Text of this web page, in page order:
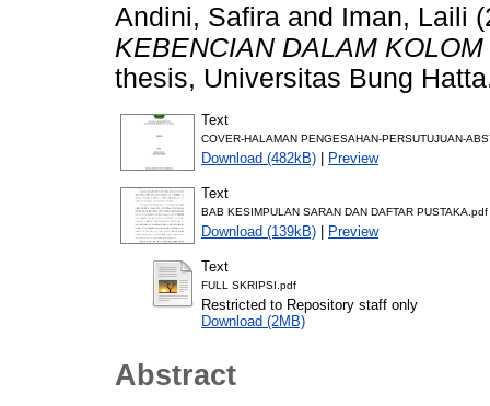
Andini, Safira and Iman, Laili
KEBENCIAN DALAM
thesis, Universitas Bung
Text
COVER-HALAMAN PENGESAHAN-PERSUTUJUAN-
Download (482kB) | Preview
Text
BAB KESIMPULAN SARAN DAN DAFTAR PUSTAKA.pdf
Download (139kB) | Preview
Text
FULL SKRIPSI.pdf
Restricted to Repository staff only
Download (2MB)
Abstract